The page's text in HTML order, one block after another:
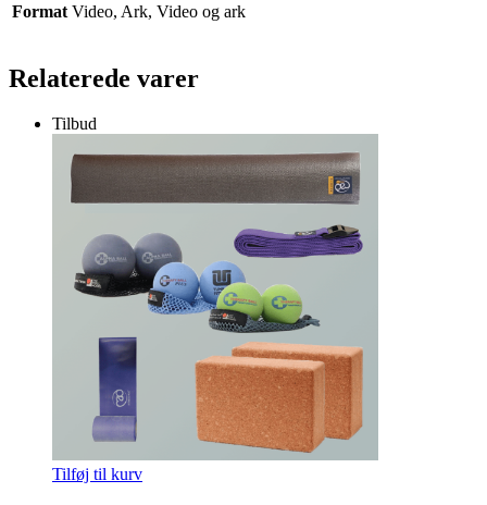
Format Video, Ark, Video og ark
Relaterede varer
Tilbud
Tilføj til kurv